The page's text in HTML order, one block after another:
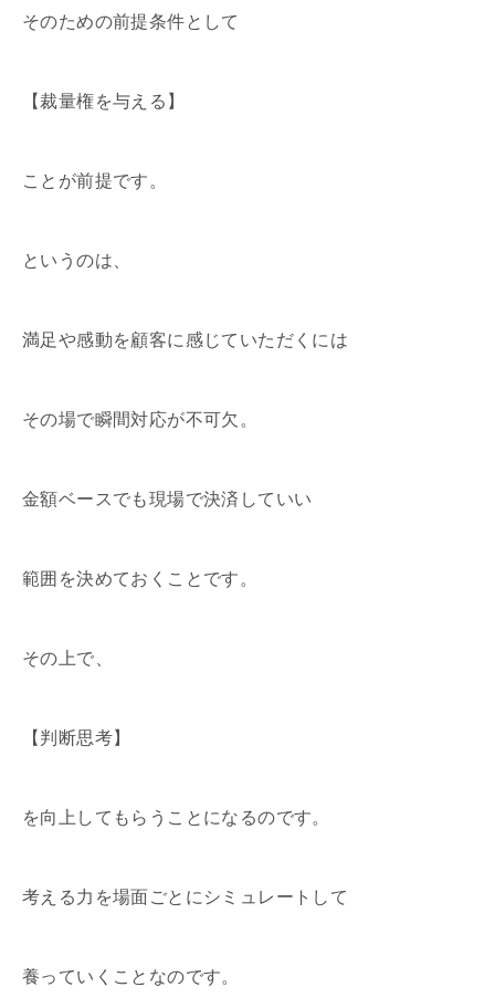
そのための前提条件として
【裁量権を与える】
ことが前提です。
というのは、
満足や感動を顧客に感じていただくには
その場で瞬間対応が不可欠。
金額ベースでも現場で決済していい
範囲を決めておくことです。
その上で、
【判断思考】
を向上してもらうことになるのです。
考える力を場面ごとにシミュレートして
養っていくことなのです。